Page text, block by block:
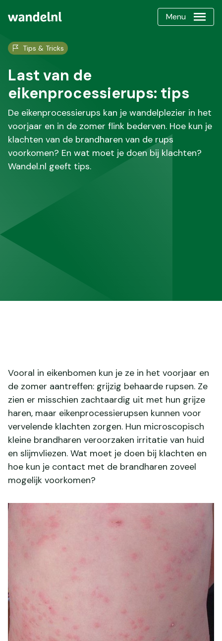
Menu
Tips & Tricks
Last van de
eikenprocessierups: tips
De eikenprocessierups kan je wandelplezier in het
voorjaar en in de zomer flink bederven. Hoe kun je
klachten van de brandharen van de rups
voorkomen? En wat moet je doen bij klachten?
Wandel.nl geeft tips.
Vooral in eikenbomen kun je ze in het voorjaar en
de zomer aantreffen: grijzig behaarde rupsen. Ze
zien er misschien zachtaardig uit met hun grijze
haren, maar eikenprocessierupsen kunnen voor
vervelende klachten zorgen. Hun microscopisch
kleine brandharen veroorzaken irritatie van huid
en slijmvliezen. Wat moet je doen bij klachten en
hoe kun je contact met de brandharen zoveel
mogelijk voorkomen?